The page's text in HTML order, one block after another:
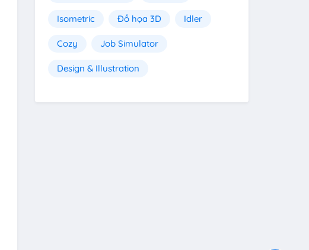
Isometric Đồ họa 3D Idler
Cozy Job Simulator
Design & Illustration